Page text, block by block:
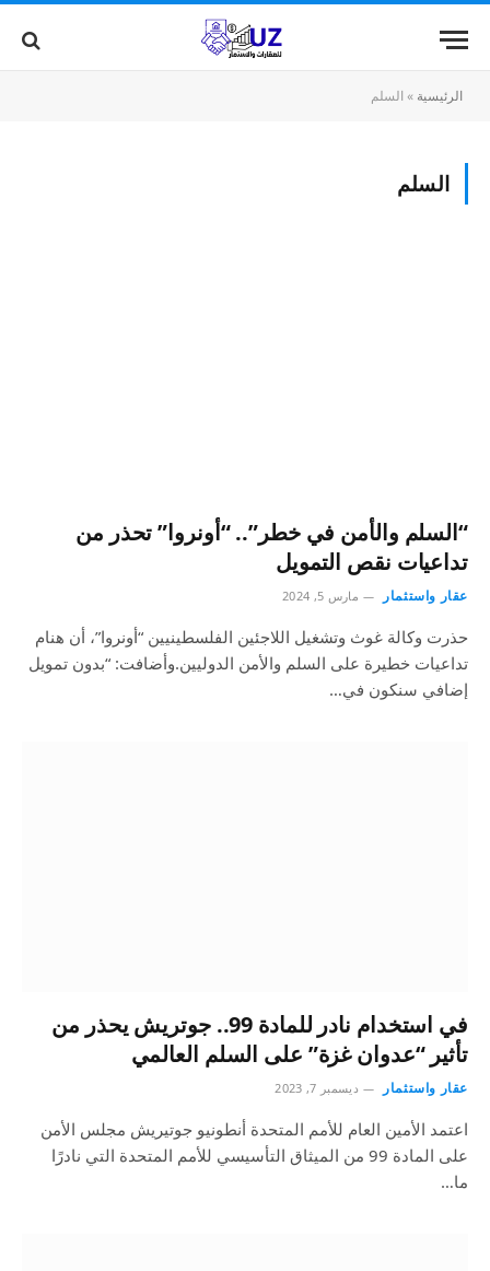
الرئيسية » السلم
السلم
“السلم والأمن في خطر”.. “أونروا” تحذر من
تداعيات نقص التمويل
عقار واستثمار مارس 5, 2024
حذرت وكالة غوث وتشغيل اللاجئين الفلسطينيين “أونروا”، أن هنام
تداعيات خطيرة على السلم والأمن الدوليين.وأضافت: “بدون تمويل
إضافي سنكون في…
في استخدام نادر للمادة 99.. جوتريش يحذر من
تأثير “عدوان غزة” على السلم العالمي
عقار واستثمار ديسمبر 7, 2023
اعتمد الأمين العام للأمم المتحدة أنطونيو جوتيريش مجلس الأمن
على المادة 99 من الميثاق التأسيسي للأمم المتحدة التي نادرًا
ما…